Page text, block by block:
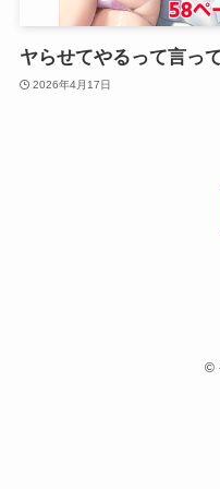
ヤらせてやるって言っ
2026年4月17日
©